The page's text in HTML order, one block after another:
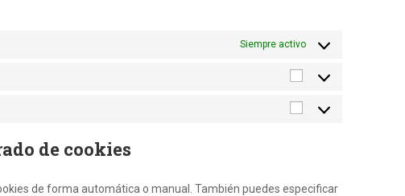
Siempre activo
Estadísticas
Marketing
de cookies
de forma automática o manual. También puedes especificar